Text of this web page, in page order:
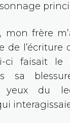
mon frère
de l’écriture
ci faisait
sa
yeux du